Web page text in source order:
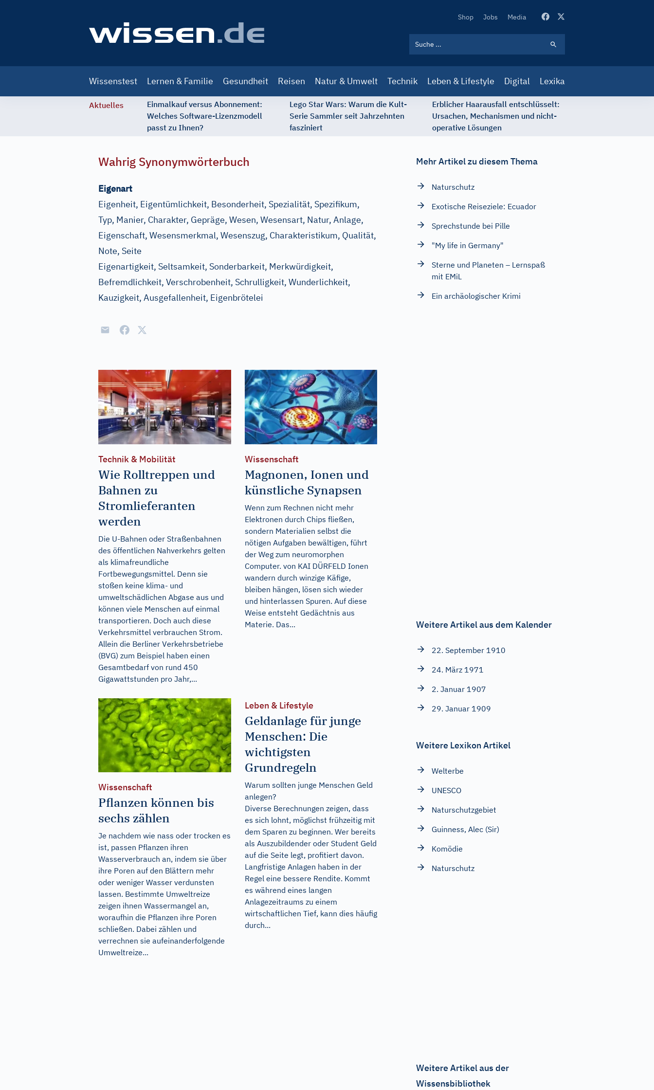
Secondary
Shop Jobs Media
navigation
Wissenstest Lernen & Familie Gesundheit Reisen Natur & Umwelt Technik Leben & Lifestyle Digital Lexika
Aktuelles
Einmalkauf versus Abonnement:
Welches Software-Lizenzmodell
passt zu Ihnen?
Lego Star Wars: Warum die Kult-
Serie Sammler seit Jahrzehnten
fasziniert
Erblicher Haarausfall entschlüsselt:
Ursachen, Mechanismen und nicht-
operative Lösungen
Wahrig Synonymwörterbuch
Eigenart
Eigenheit, Eigentümlichkeit, Besonderheit, Spezialität, Spezifikum,
Typ, Manier, Charakter, Gepräge, Wesen, Wesensart, Natur, Anlage,
Eigenschaft, Wesensmerkmal, Wesenszug, Charakteristikum, Qualität,
Note, Seite
Eigenartigkeit, Seltsamkeit, Sonderbarkeit, Merkwürdigkeit,
Befremdlichkeit, Verschrobenheit, Schrulligkeit, Wunderlichkeit,
Kauzigkeit, Ausgefallenheit, Eigenbrötelei
Technik & Mobilität
Wie Rolltreppen und
Bahnen zu
Stromlieferanten
werden
Die U-Bahnen oder Straßenbahnen
des öffentlichen Nahverkehrs gelten
als klimafreundliche
Fortbewegungsmittel. Denn sie
stoßen keine klima- und
umweltschädlichen Abgase aus und
können viele Menschen auf einmal
transportieren. Doch auch diese
Verkehrsmittel verbrauchen Strom.
Allein die Berliner Verkehrsbetriebe
(BVG) zum Beispiel haben einen
Gesamtbedarf von rund 450
Gigawattstunden pro Jahr,...
Wissenschaft
Magnonen, Ionen und
künstliche Synapsen
Wenn zum Rechnen nicht mehr
Elektronen durch Chips fließen,
sondern Materialien selbst die
nötigen Aufgaben bewältigen, führt
der Weg zum neuromorphen
Computer. von KAI DÜRFELD Ionen
wandern durch winzige Käfige,
bleiben hängen, lösen sich wieder
und hinterlassen Spuren. Auf diese
Weise entsteht Gedächtnis aus
Materie. Das...
Wissenschaft
Pflanzen können bis
sechs zählen
Je nachdem wie nass oder trocken es
ist, passen Pflanzen ihren
Wasserverbrauch an, indem sie über
ihre Poren auf den Blättern mehr
oder weniger Wasser verdunsten
lassen. Bestimmte Umweltreize
zeigen ihnen Wassermangel an,
woraufhin die Pflanzen ihre Poren
schließen. Dabei zählen und
verrechnen sie aufeinanderfolgende
Umweltreize...
Leben & Lifestyle
Geldanlage für junge
Menschen: Die
wichtigsten
Grundregeln
Warum sollten junge Menschen Geld
anlegen?
Diverse Berechnungen zeigen, dass
es sich lohnt, möglichst frühzeitig mit
dem Sparen zu beginnen. Wer bereits
als Auszubildender oder Student Geld
auf die Seite legt, profitiert davon.
Langfristige Anlagen haben in der
Regel eine bessere Rendite. Kommt
es während eines langen
Anlagezeitraums zu einem
wirtschaftlichen Tief, kann dies häufig
durch...
Mehr Artikel zu diesem Thema
Naturschutz
Exotische Reiseziele: Ecuador
Sprechstunde bei Pille
"My life in Germany"
Sterne und Planeten – Lernspaß
mit EMiL
Ein archäologischer Krimi
Weitere Artikel aus dem Kalender
22. September 1910
24. März 1971
2. Januar 1907
29. Januar 1909
Weitere Lexikon Artikel
Welterbe
UNESCO
Naturschutzgebiet
Guinness, Alec (Sir)
Komödie
Naturschutz
Weitere Artikel aus der
Wissensbibliothek